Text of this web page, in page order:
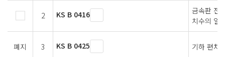
2 KS B 0416
금속판 전
치수의 일
폐지 3 KS B 0425 기하 편차